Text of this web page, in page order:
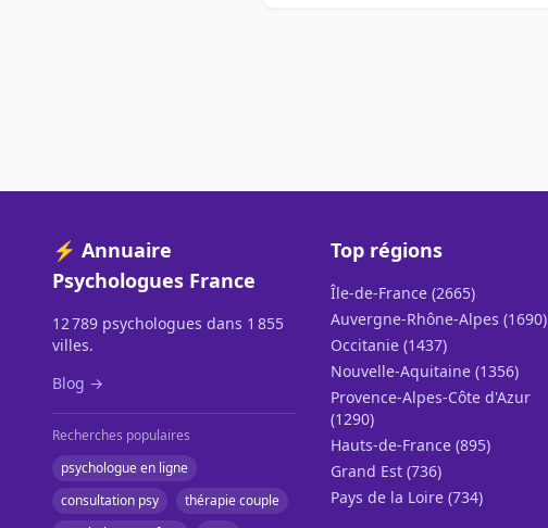
⚡ Annuaire
Psychologues France
12 789 psychologues dans 1 855
villes.
Blog →
Recherches populaires
psychologue en ligne
consultation psy
thérapie couple
Top régions
Île-de-France (2665)
Auvergne-Rhône-Alpes (1690)
Occitanie (1437)
Nouvelle-Aquitaine (1356)
Provence-Alpes-Côte d'Azur
(1290)
Hauts-de-France (895)
Grand Est (736)
Pays de la Loire (734)